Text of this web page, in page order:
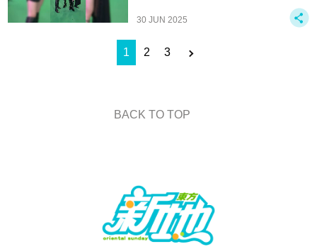
30 JUN 2025
1 2 3
BACK TO TOP